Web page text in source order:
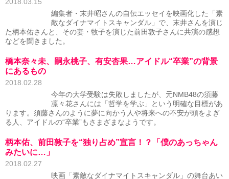
2018.03.15
編集者・末井昭さんの自伝エッセイを映画化した「素
敵なダイナマイトスキャンダル」で、末井さんを演じ
た柄本佑さんと、その妻・牧子を演じた前田敦子さんに共演の感想
などを聞きました。
橋本奈々未、嗣永桃子、有安杏果…アイドル“卒業”の背景
にあるもの
2018.02.28
今年の大学受験は失敗しましたが、元NMB48の須藤
凛々花さんには「哲学を学ぶ」という明確な目標があ
ります。須藤さんのように夢に向かう人や将来への不安が頭をよぎ
る人、アイドルの“卒業”もさまざまなようです。
柄本佑、前田敦子を“独り占め”宣言！？「僕のあっちゃん
みたいに…」
2018.02.27
映画「素敵なダイナマイトスキャンダル」の舞台あい